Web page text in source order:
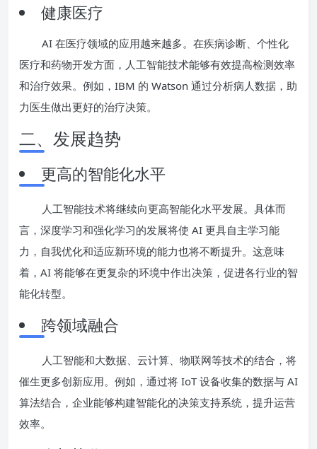
健康医疗
AI 在医疗领域的应用越来越多。在疾病诊断、个性化
医疗和药物开发方面，人工智能技术能够有效提高检测效率
和治疗效果。例如，IBM 的 Watson 通过分析病人数据，助
力医生做出更好的治疗决策。
二、发展趋势
更高的智能化水平
人工智能技术将继续向更高智能化水平发展。具体而
言，深度学习和强化学习的发展将使 AI 更具自主学习能
力，自我优化和适应新环境的能力也将不断提升。这意味
着，AI 将能够在更复杂的环境中作出决策，促进各行业的智
能化转型。
跨领域融合
人工智能和大数据、云计算、物联网等技术的结合，将
催生更多创新应用。例如，通过将 IoT 设备收集的数据与 AI
算法结合，企业能够构建智能化的决策支持系统，提升运营
效率。